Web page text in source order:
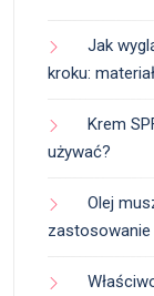
Jak
kroku:
Krem
używać?
Olej